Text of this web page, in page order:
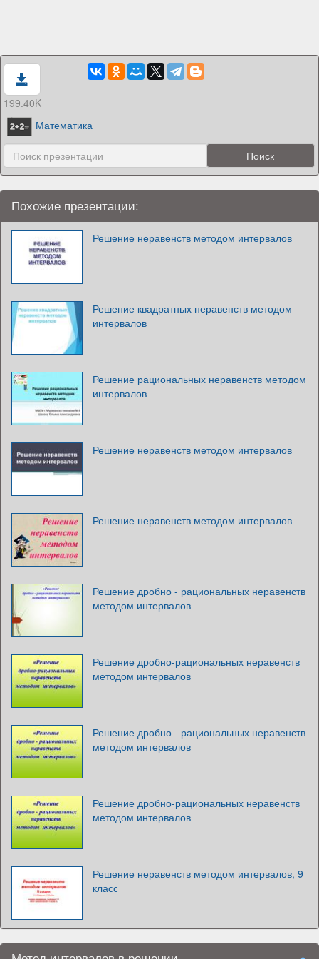
199.40K
Математика
Похожие презентации:
Решение неравенств методом интервалов
Решение квадратных неравенств методом
интервалов
Решение рациональных неравенств методом
интервалов
Решение неравенств методом интервалов
Решение неравенств методом интервалов
Решение дробно - рациональных неравенств
методом интервалов
Решение дробно-рациональных неравенств
методом интервалов
Решение дробно - рациональных неравенств
методом интервалов
Решение дробно-рациональных неравенств
методом интервалов
Решение неравенств методом интервалов, 9
класс